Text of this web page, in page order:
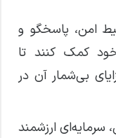
امن، پاسخگو و
کمک کنند تا
بی‌شمار آن در
سرمایه‌ای ارزشمند